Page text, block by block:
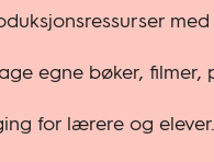
egne bøker,
for lærere og elever.